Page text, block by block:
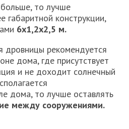
то лучше
габаритной конструкции,
6х1,2х2,5 м.
дровницы рекомендуется
дома, где присутствует
и не доходит солнечный
дома, то лучше оставлять
между сооружениями.